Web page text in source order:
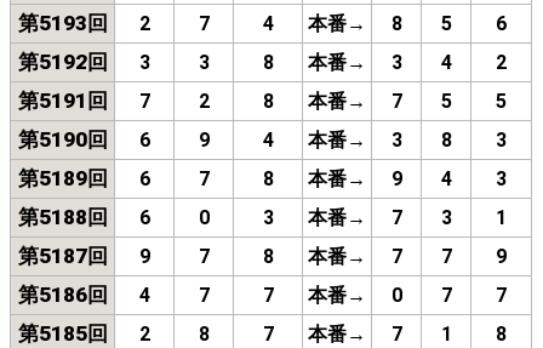
第5193回 2 7 4 本番→ 8 5 6
第5192回 3 3 8 本番→ 3 4 2
第5191回 7 2 8 本番→ 7 5 5
第5190回 6 9 4 本番→ 3 8 3
第5189回 6 7 8 本番→ 9 4 3
第5188回 6 0 3 本番→ 7 3 1
第5187回 9 7 8 本番→ 7 7 9
第5186回 4 7 7 本番→ 0 7 7
第5185回 2 8 7 本番→ 7 1 8